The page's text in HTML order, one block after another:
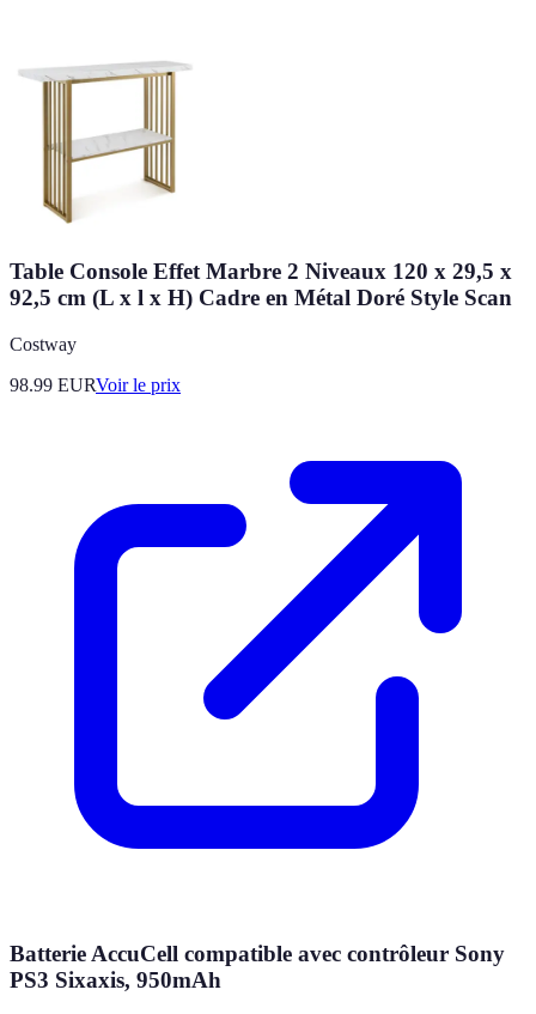
Table Console Effet Marbre 2 Niveaux 120 x 29,5 x
92,5 cm (L x l x H) Cadre en Métal Doré Style Scan
Costway
98.99 EURVoir le prix
Batterie AccuCell compatible avec contrôleur Sony
PS3 Sixaxis, 950mAh